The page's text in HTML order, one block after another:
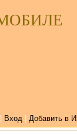
Вход| Добавить в